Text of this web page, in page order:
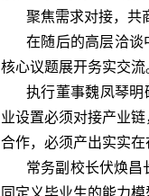
聚焦需求对接，共
在随后的高层洽谈
核心议题展开务实交流
执行董事魏凤琴明
业设置必须对接产业
合作，必须产出实实
常务副校长伏焕昌
同定义毕业生的能力